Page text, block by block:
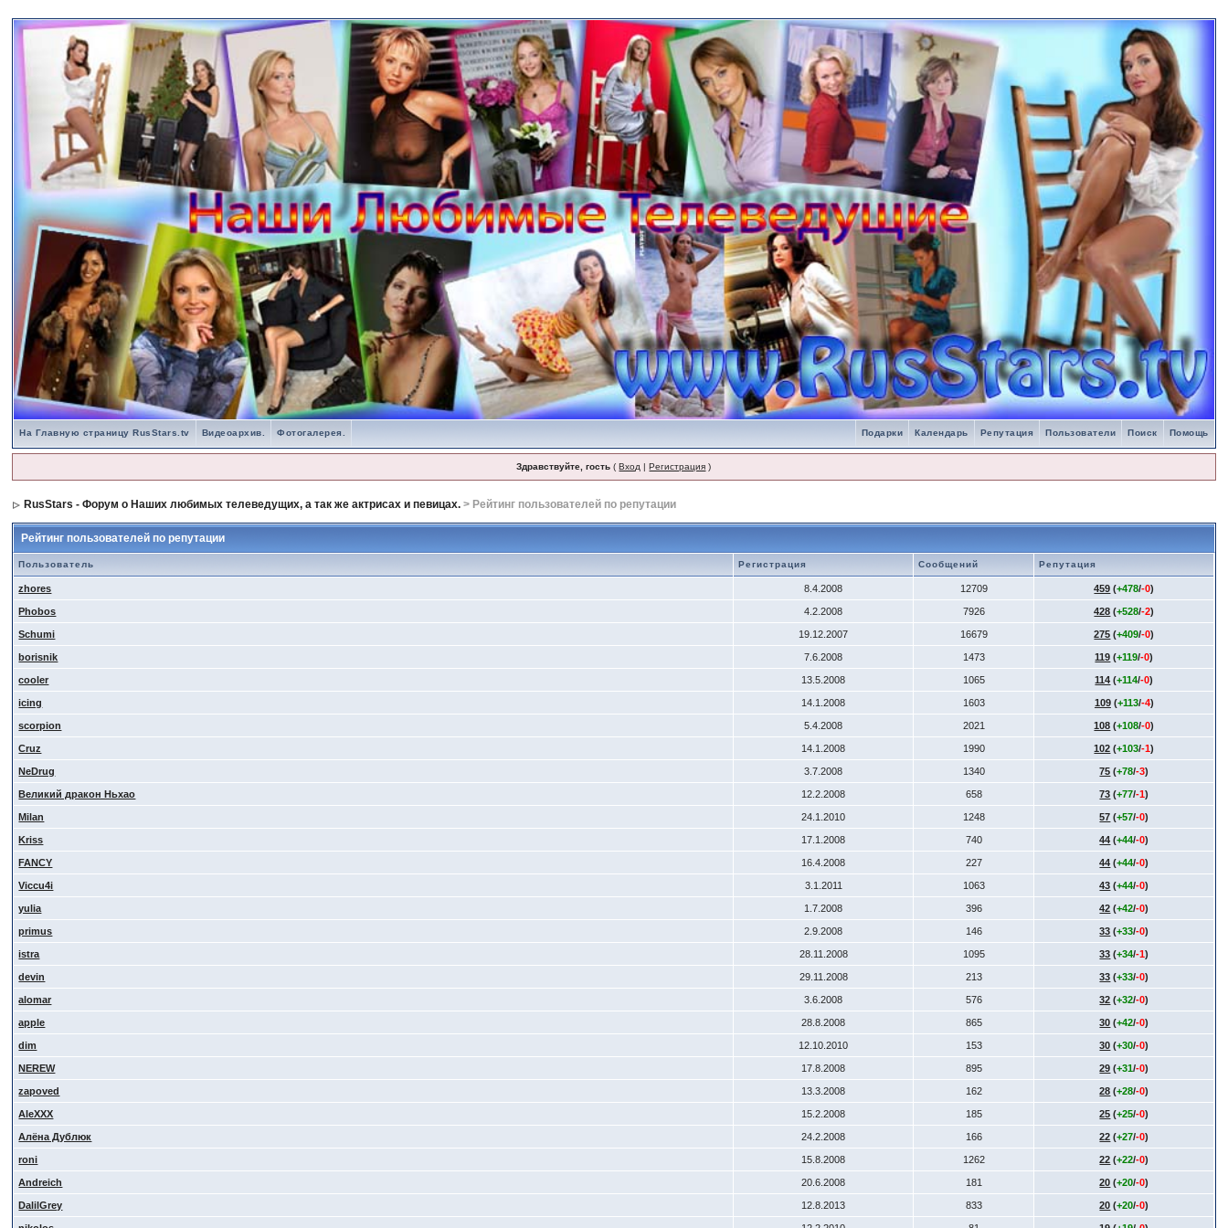
На Главную страницу RusStars.tv Помощь
Поиск
Пользователи
Репутация
Календарь
Подарки
Видеоархив. Фотогалерея.
Здравствуйте, гость (Вход |Регистрация )
RusStars - Форум о Наших любимых телеведущих, а так же актрисах и певицах. > Рейтинг пользователей по репутации
Рейтинг пользователей по репутации
Пользователь Регистрация Сообщений Репутация
zhores 8.4.2008 12709 459 (+478/-0)
Phobos 4.2.2008 7926 428 (+528/-2)
Schumi 19.12.2007 16679 275 (+409/-0)
borisnik 7.6.2008 1473 119 (+119/-0)
cooler 13.5.2008 1065 114 (+114/-0)
icing 14.1.2008 1603 109(+113/-4)
scorpion 5.4.2008 2021 108 (+108/-0)
Cruz 14.1.2008 1990 102 (+103/-1)
NeDrug 3.7.2008 1340 75 (+78/-3)
Великий дракон Ньхао 12.2.2008 658 73 (+77/-1)
Milan 24.1.2010 1248 57 (+57/-0)
Kriss 17.1.2008 740 44 (+44/-0)
FANCY 16.4.2008 227 44 (+44/-0)
Viccu4i 3.1.2011 1063 43 (+44/-0)
yulia 1.7.2008 396 42 (+42/-0)
primus 2.9.2008 146 33 (+33/-0)
istra 28.11.2008 1095 33 (+34/-1)
devin 29.11.2008 213 33 (+33/-0)
alomar 3.6.2008 576 32 (+32/-0)
apple 28.8.2008 865 30 (+42/-0)
dim 12.10.2010 153 30 (+30/-0)
NEREW 17.8.2008 895 29 (+31/-0)
zapoved 13.3.2008 162 28 (+28/-0)
AleXXX 15.2.2008 185 25 (+25/-0)
Алёна Дублюк 24.2.2008 166 22 (+27/-0)
roni 15.8.2008 1262 22 (+22/-0)
Andreich 20.6.2008 181 20 (+20/-0)
DalilGrey 12.8.2013 833 20 (+20/-0)